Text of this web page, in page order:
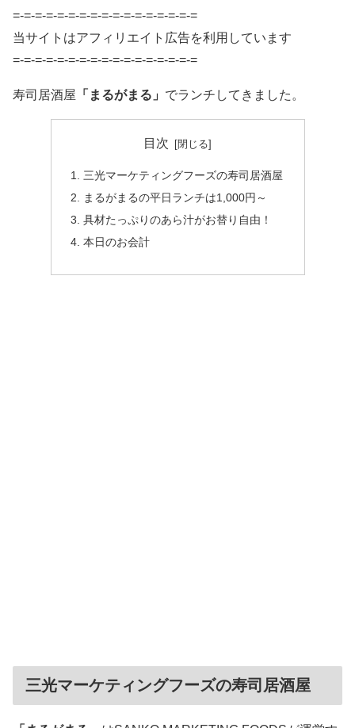
=-=-=-=-=-=-=-=-=-=-=-=-=-=-=-=-=
当サイトはアフィリエイト広告を利用しています
=-=-=-=-=-=-=-=-=-=-=-=-=-=-=-=-=
寿司居酒屋 「まるがまる」 でランチしてきました。
目次
三光マーケティングフーズの寿司居酒屋
まるがまるの平日ランチは1,000円～
具材たっぷりのあら汁がお替り自由！
本日のお会計
三光マーケティングフーズの寿司居酒屋